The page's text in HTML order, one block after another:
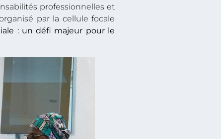
professionnelles et
par la cellule focale
: un défi majeur pour le